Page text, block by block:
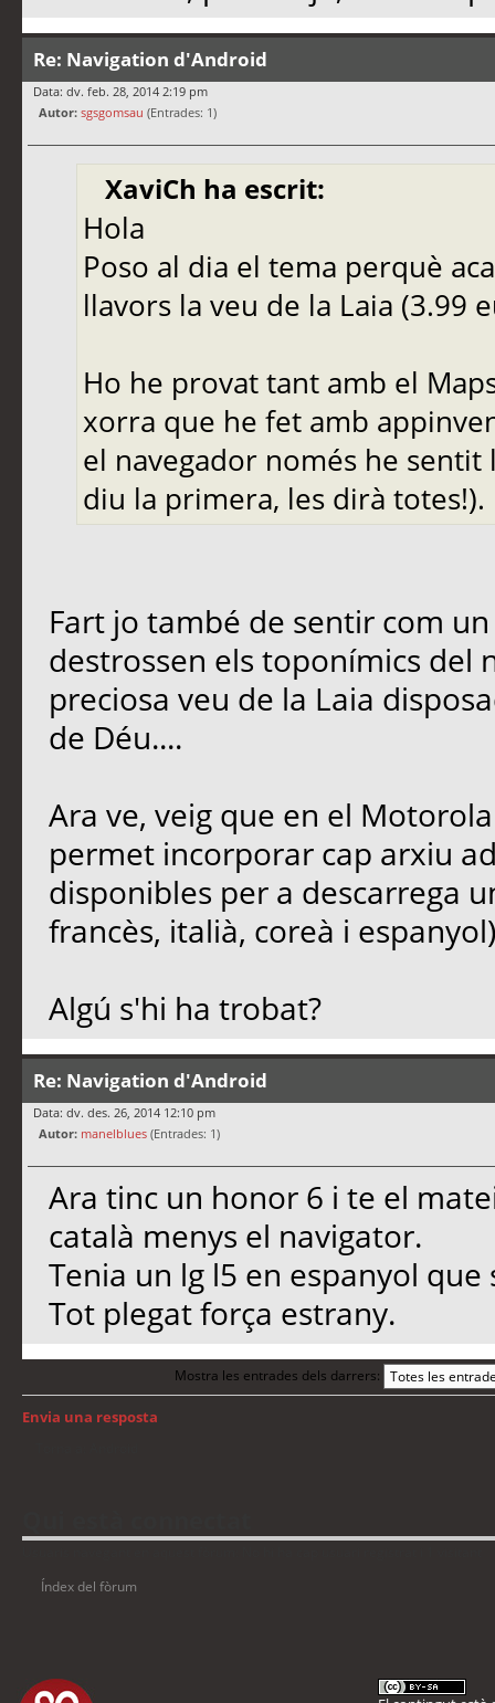
Re: Navigation d'Android
Data: dv. feb. 28, 2014 2:19 pm
Autor: sgsgomsau (Entrades: 1)
XaviCh ha escrit:
Hola
Poso al dia el tema perquè
llavors la veu de la Laia (3.99
Ho he provat tant amb el
xorra que he fet amb
el navegador només he
diu la primera, les dirà totes!).
Fart jo també de sentir com
destrossen els toponímics del
preciosa veu de la Laia
de Déu....
Ara ve, veig que en el
permet incorporar cap arxiu
disponibles per a descarrega
francès, italià, coreà i
Algú s'hi ha trobat?
Re: Navigation d'Android
Data: dv. des. 26, 2014 12:10 pm
Autor: manelblues (Entrades: 1)
Ara tinc un honor 6 i te el
català menys el navigator.
Tenia un lg l5 en espanyol
Tot plegat força estrany.
Mostra les entrades dels darrers:
Envia una resposta
Índex del fòrum